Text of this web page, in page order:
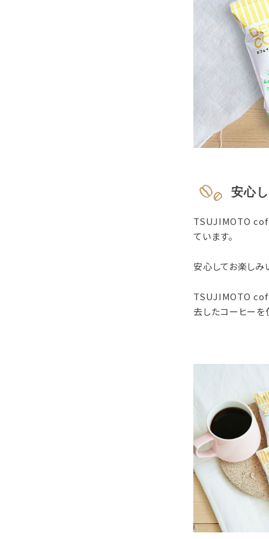
安心
TSUJIMOTO
ています。
安心してお楽しみ
TSUJIMOTO
去したコーヒーを